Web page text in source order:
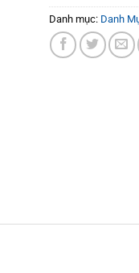
Danh mục: Danh